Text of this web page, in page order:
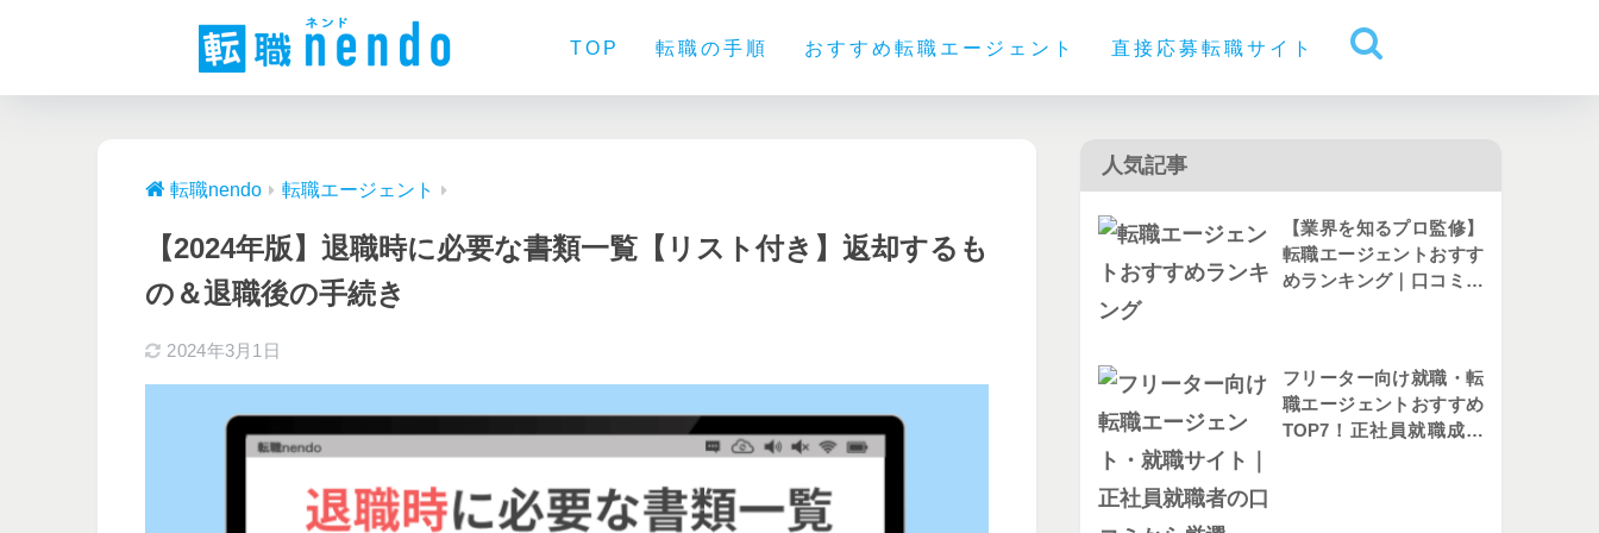
TOP 転職の手順 おすすめ転職エージェント 直接応募転職サイト
転職nendo 転職エージェント
【2024年版】退職時に必要な書類一覧【リスト付き】返却するも
の＆退職後の手続き
2024年3月1日
人気記事
【業界を知るプロ監修】
転職エージェントおすす
めランキング｜口コミか
フリーター向け就職・転
職エージェントおすすめ
TOP7！正社員就職成功